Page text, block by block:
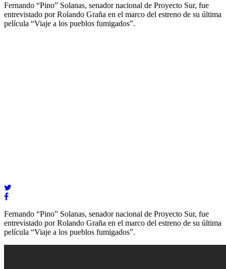
Fernando “Pino” Solanas, senador nacional de Proyecto Sur, fue
entrevistado por Rolando Graña en el marco del estreno de su última
película “Viaje a los pueblos fumigados”.
Fernando “Pino” Solanas, senador nacional de Proyecto Sur, fue
entrevistado por Rolando Graña en el marco del estreno de su última
película “Viaje a los pueblos fumigados”.